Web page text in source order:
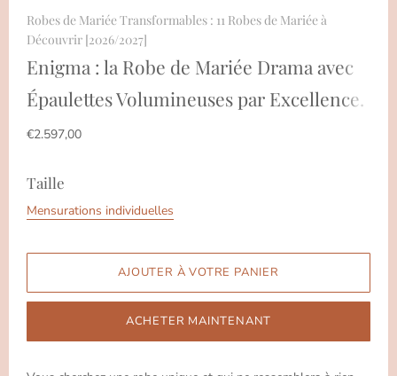
Robes de Mariée Transformables : 11 Robes de Mariée à
Découvrir [2026/2027]
Enigma : la Robe de Mariée Drama avec
Épaulettes Volumineuses par Excellence.
€2.597,00
Taille
Mensurations individuelles
ACHETER MAINTENANT